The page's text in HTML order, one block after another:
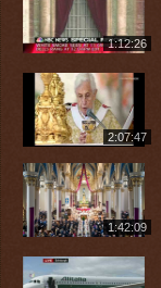
1:12:26
2:07:47
1:42:09